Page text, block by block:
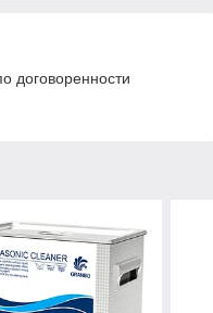
договоренности